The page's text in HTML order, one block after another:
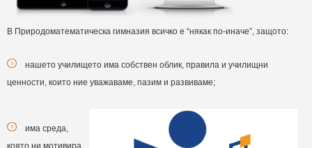
В Природоматематическа гимназия всичко е “някак по-иначе”, защото:
нашето училището има собствен облик, правила и училищни
ценности, които ние уважаваме, пазим и развиваме;
има среда,
която ни мотивира